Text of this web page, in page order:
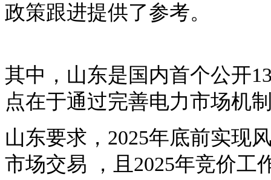
政策跟进提供了参考。
其中，山东是国内首个公开
点在于通过完善电力市场机
山东要求， 2025年底前实现
市场交易 ，且2025年竞价工